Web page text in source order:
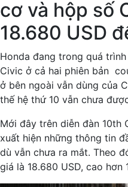
cơ và hộp số
18.680 USD
Honda đang trong quá
Civic ở cả hai phiên bản
ở bên ngoài vẫn dùng của
thế hệ thứ 10 vẫn chưa
Mới đây trên diễn đàn 10th
xuất hiện những thông tin
dù vẫn chưa ra mắt. Theo
giá là 18.680 USD, cao hơn